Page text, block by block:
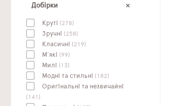
Добірки
Круті (278)
Зручні (258)
Класичні (219)
М'які (99)
Милі (13)
Модні та стильні (182)
Оригінальні та незвичайні
(141)